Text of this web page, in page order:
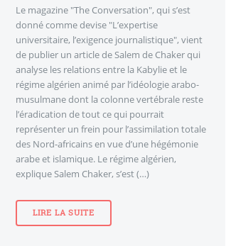
Le magazine "The Conversation", qui s’est
donné comme devise "L’expertise
universitaire, l’exigence journalistique", vient
de publier un article de Salem de Chaker qui
analyse les relations entre la Kabylie et le
régime algérien animé par l’idéologie arabo-
musulmane dont la colonne vertébrale reste
l’éradication de tout ce qui pourrait
représenter un frein pour l’assimilation totale
des Nord-africains en vue d’une hégémonie
arabe et islamique. Le régime algérien,
explique Salem Chaker, s’est (…)
LIRE LA SUITE